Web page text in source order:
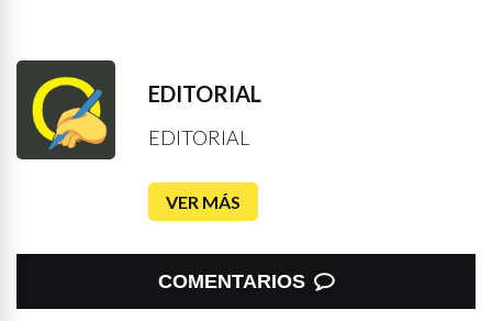
EDITORIAL
EDITORIAL
VER MÁS
COMENTARIOS